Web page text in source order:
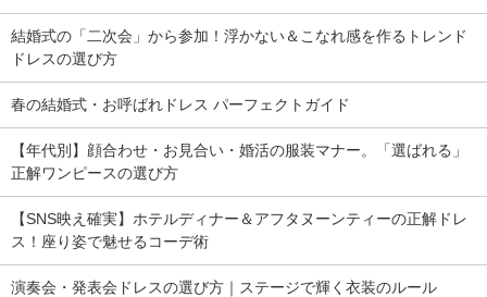
結婚式の「二次会」から参加！浮かない＆こなれ感を作るトレンド
ドレスの選び方
春の結婚式・お呼ばれドレス パーフェクトガイド
【年代別】顔合わせ・お見合い・婚活の服装マナー。「選ばれる」
正解ワンピースの選び方
【SNS映え確実】ホテルディナー＆アフタヌーンティーの正解ドレ
ス！座り姿で魅せるコーデ術
演奏会・発表会ドレスの選び方｜ステージで輝く衣装のルール